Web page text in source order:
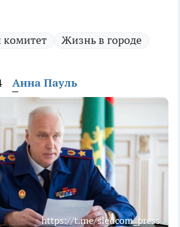
комитет Жизнь в городе
Анна Пауль
https://t.me/sledcom_press